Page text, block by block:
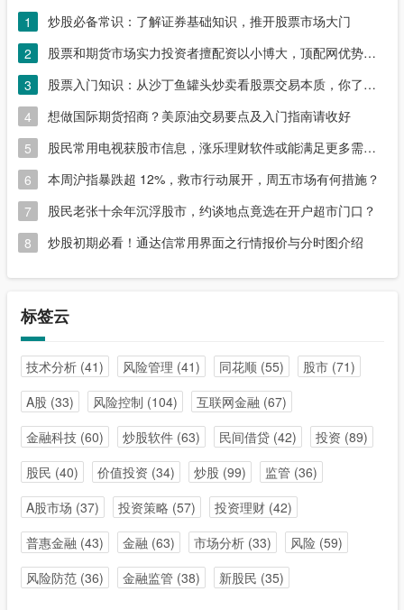
1
炒股必备常识：了解证券基础知识，推开股票市场大门
2
股票和期货市场实力投资者擅配资以小博大，顶配网优势尽显
3
股票入门知识：从沙丁鱼罐头炒卖看股票交易本质，你了解吗？
4
想做国际期货招商？美原油交易要点及入门指南请收好
5
股民常用电视获股市信息，涨乐理财软件或能满足更多需求？
6
本周沪指暴跌超 12%，救市行动展开，周五市场有何措施？
7
股民老张十余年沉浮股市，约谈地点竟选在开户超市门口？
8
炒股初期必看！通达信常用界面之行情报价与分时图介绍
标签云
技术分析(41) 风险管理 (41) 同花顺(55) 股市(71)
A股 (33) 风险控制 (104) 互联网金融 (67)
金融科技(60) 炒股软件(63) 民间借贷(42) 投资 (89)
股民 (40) 价值投资 (34) 炒股 (99) 监管 (36)
A股市场 (37) 投资策略 (57) 投资理财(42)
普惠金融 (43) 金融 (63) 市场分析(33) 风险(59)
风险防范(36) 金融监管 (38) 新股民 (35)